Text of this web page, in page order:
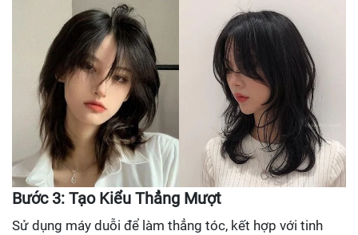
Bước 3: Tạo Kiểu Thẳng Mượt
Sử dụng máy duỗi để làm thẳng tóc, kết hợp với tinh